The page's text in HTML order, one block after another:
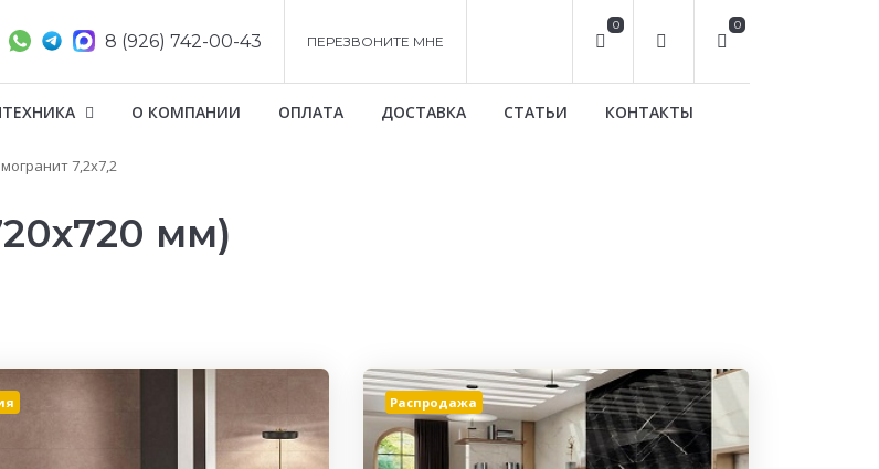
8 (926) 742-00-43 ПЕРЕЗВОНИТЕ МНЕ
0 0
О КОМПАНИИ ОПЛАТА ДОСТАВКА СТАТЬИ КОНТАКТЫ
7,2x7,2
мм)
Распродажа